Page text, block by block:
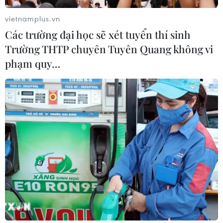
CƠ QUAN CHỦ QUẢN: THÔNG TẤN XÃ VIỆT NAM
Tổng Biên tập: TRẦN TIẾN DUẨN
Phó Tổng Biên tập: NGUYỄN THỊ TÁM, KHÚC THANH
THỦY
Sở hữu trí tuệ
Quy định sử dụng
RSS
Hỗ trợ
Ngôn ngữ
TTXVN
Dịch vụ tin
Quảng cáo
Liên hệ
vietnamplus.vn
Các trường đại học sẽ xét tuyển thí sinh
Trường THTP chuyên Tuyên Quang không vi
phạm quy…